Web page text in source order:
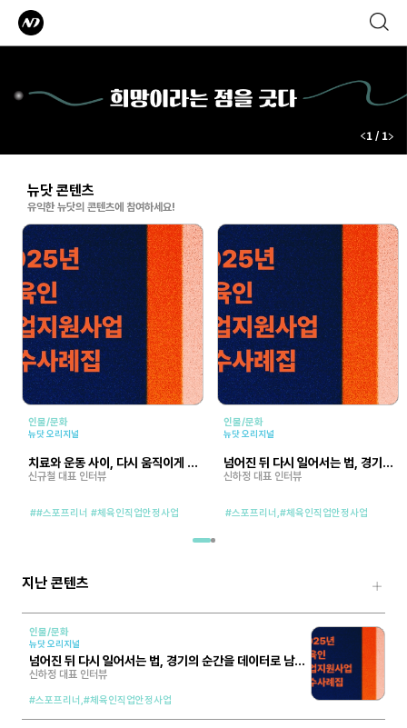
1 / 1
뉴닷 콘텐츠
유익한 뉴닷의 콘텐츠에 참여하세요!
인물/문화
뉴닷 오리지널
치료와 운동 사이, 다시 움직이게 하
는 힘
신규철 대표 인터뷰
##스포프리너 #체육인직업안정사업
인물/문화
뉴닷 오리지널
넘어진 뒤 다시 일어서는 법, 경기의
순간을 데이터로 남기다
신하정 대표 인터뷰
#스포프리너,#체육인직업안정사업
지난 콘텐츠
인물/문화
뉴닷 오리지널
넘어진 뒤 다시 일어서는 법, 경기의 순간을 데이터로 남기
다
신하정 대표 인터뷰
#스포프리너,#체육인직업안정사업